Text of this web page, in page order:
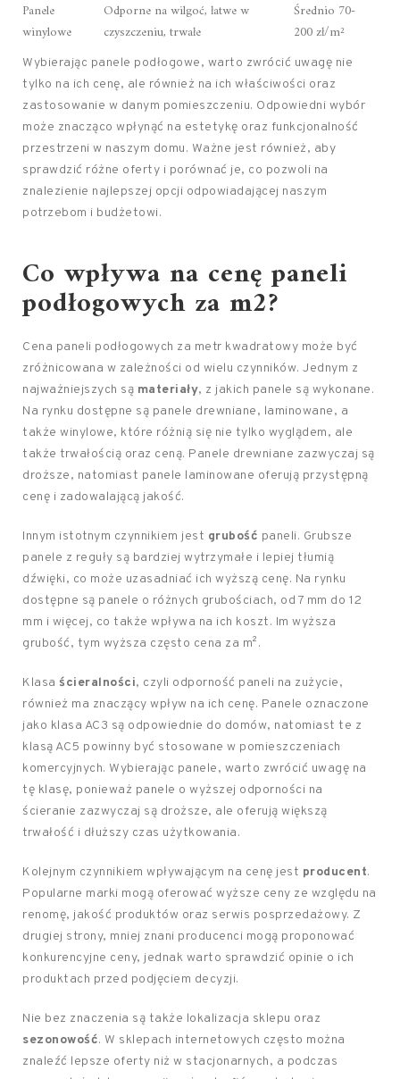
Panele
winylowe
Odporne na wilgoć, łatwe w
czyszczeniu, trwałe
Średnio 70-
200 zł/m²
Wybierając panele podłogowe, warto zwrócić uwagę nie
tylko na ich cenę, ale również na ich właściwości oraz
zastosowanie w danym pomieszczeniu. Odpowiedni wybór
może znacząco wpłynąć na estetykę oraz funkcjonalność
przestrzeni w naszym domu. Ważne jest również, aby
sprawdzić różne oferty i porównać je, co pozwoli na
znalezienie najlepszej opcji odpowiadającej naszym
potrzebom i budżetowi.
Co wpływa na cenę paneli
podłogowych za m2?
Cena paneli podłogowych za metr kwadratowy może być
zróżnicowana w zależności od wielu czynników. Jednym z
najważniejszych są materiały, z jakich panele są wykonane.
Na rynku dostępne są panele drewniane, laminowane, a
także winylowe, które różnią się nie tylko wyglądem, ale
także trwałością oraz ceną. Panele drewniane zazwyczaj są
droższe, natomiast panele laminowane oferują przystępną
cenę i zadowalającą jakość.
Innym istotnym czynnikiem jest grubość paneli. Grubsze
panele z reguły są bardziej wytrzymałe i lepiej tłumią
dźwięki, co może uzasadniać ich wyższą cenę. Na rynku
dostępne są panele o różnych grubościach, od 7 mm do 12
mm i więcej, co także wpływa na ich koszt. Im wyższa
grubość, tym wyższa często cena za m².
Klasa ścieralności, czyli odporność paneli na zużycie,
również ma znaczący wpływ na ich cenę. Panele oznaczone
jako klasa AC3 są odpowiednie do domów, natomiast te z
klasą AC5 powinny być stosowane w pomieszczeniach
komercyjnych. Wybierając panele, warto zwrócić uwagę na
tę klasę, ponieważ panele o wyższej odporności na
ścieranie zazwyczaj są droższe, ale oferują większą
trwałość i dłuższy czas użytkowania.
Kolejnym czynnikiem wpływającym na cenę jest producent.
Popularne marki mogą oferować wyższe ceny ze względu na
renomę, jakość produktów oraz serwis posprzedażowy. Z
drugiej strony, mniej znani producenci mogą proponować
konkurencyjne ceny, jednak warto sprawdzić opinie o ich
produktach przed podjęciem decyzji.
Nie bez znaczenia są także lokalizacja sklepu oraz
sezonowość. W sklepach internetowych często można
znaleźć lepsze oferty niż w stacjonarnych, a podczas